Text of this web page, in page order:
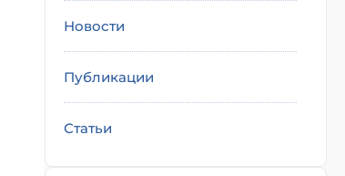
Новости
Публикации
Статьи